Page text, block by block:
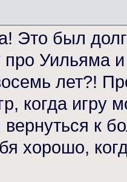
Это был
Уильяма
лет?!
когда игру
к
хорошо,